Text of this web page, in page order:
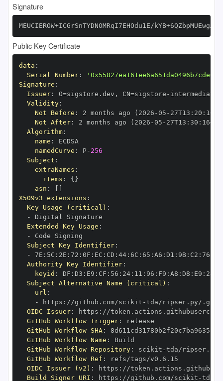
Signature
MEUCIEROW+ICGrSnTYDNOMRqI7EHOdu1E/
Public Key Certificate
data :
Serial Number:
Signature :
Issuer: O=sigstore.dev , CN=sigstore -
Validity:
Not Before : 2 months ago (2026 -05 - 27T13 : 20 :
Not After: 2 months ago (2026 -05 - 27T13 : 30 : 16+00
Algorithm:
name :
namedCurve : P- 256
Subject :
extraNames :
items : { }
asn :
X509v3 extensions :
Key Usage (critical) :
-
Extended Key Usage :
-
Subject Key Identifier:
-
7E : 5C : 2E : 72 : 0F : EC : CD : 44: 6C : 65 : A6 : D1 : 9B: C2 : 76
Authority Key Identifier:
keyid : DF : D3 : E9 : CF : 56 : 24: 11 : 96 : F9 : A8 : D8 : E9 : 28
Subject Alternative Name (critical) :
url :
-
https : //github.com/scikit -
OIDC Issuer: https :
GitHub Workflow Trigger:
GitHub Workflow SHA:
GitHub Workflow Name :
GitHub Workflow Repository: scikit -
GitHub Workflow Ref :
OIDC Issuer (v2) : https :
Build Signer URI : https : //github.com/scikit -